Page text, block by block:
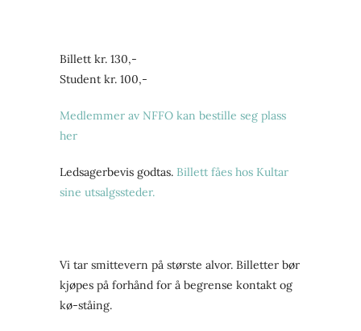
Billett kr. 130,-
Student kr. 100,-
Medlemmer av NFFO kan bestille seg plass
her
Ledsagerbevis godtas. Billett fåes hos Kultar
sine utsalgssteder.
Vi tar smittevern på største alvor. Billetter bør
kjøpes på forhånd for å begrense kontakt og
kø-ståing.